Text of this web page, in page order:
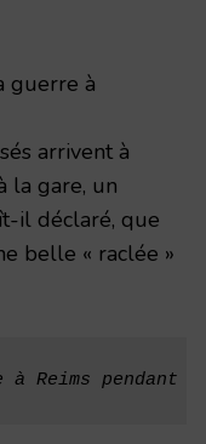
guerre à
arrivent à
la gare, un
il déclaré, que
belle « raclée »
Reims pendant